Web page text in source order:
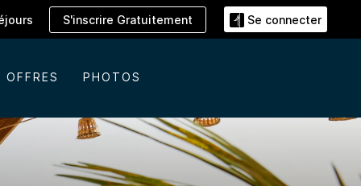
S'inscrire Gratuitement Se connecter
OFFRES PHOTOS